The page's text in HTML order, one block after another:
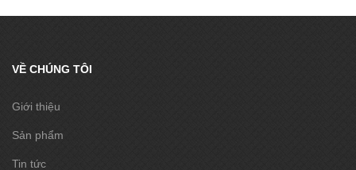
VỀ CHÚNG TÔI
Giới thiệu
Sản phẩm
Tin tức